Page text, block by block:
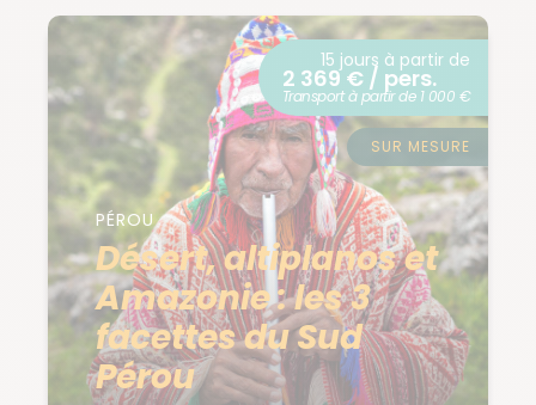
PÉROU
Désert, altiplanos et
Amazonie : les 3
facettes du Sud
Pérou
15 jours à partir de
2 369 € / pers.
Transport à partir de 1 000 €
SUR MESURE